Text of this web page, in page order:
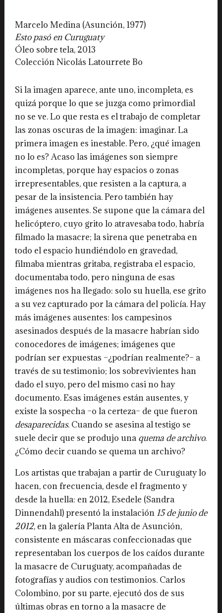
Marcelo Medina (Asunción, 1977)
Esto pasó en Curuguaty
Óleo sobre tela, 2013
Colección Nicolás Latourrete Bo
Si la imagen aparece, ante uno, incompleta, es
quizá porque lo que se juzga como primordial
no se ve. Lo que resta es el trabajo de completar
las zonas oscuras de la imagen: imaginar. La
primera imagen es inestable. Pero, ¿qué imagen
no lo es? Acaso las imágenes son siempre
incompletas, porque hay espacios o zonas
irrepresentables, que resisten a la captura, a
pesar de la insistencia. Pero también hay
imágenes ausentes. Se supone que la cámara del
helicóptero, cuyo grito lo atravesaba todo, habría
filmado la masacre; la sirena que penetraba en
todo el espacio hundiéndolo en gravedad,
filmaba mientras gritaba, registraba el espacio,
documentaba todo, pero ninguna de esas
imágenes nos ha llegado: solo su huella, ese grito
a su vez capturado por la cámara del policía. Hay
más imágenes ausentes: los campesinos
asesinados después de la masacre habrían sido
conocedores de imágenes; imágenes que
podrían ser expuestas –¿podrían realmente?– a
través de su testimonio; los sobrevivientes han
dado el suyo, pero del mismo casi no hay
documento. Esas imágenes están ausentes, y
existe la sospecha –o la certeza– de que fueron
desaparecidas. Cuando se asesina al testigo se
suele decir que se produjo una quema de archivo.
¿Cómo decir cuando se quema un archivo?
Los artistas que trabajan a partir de Curuguaty lo
hacen, con frecuencia, desde el fragmento y
desde la huella: en 2012, Esedele (Sandra
Dinnendahl) presentó la instalación15 de junio de
2012, en la galería Planta Alta de Asunción,
consistente en máscaras confeccionadas que
representaban los cuerpos de los caídos durante
la masacre de Curuguaty, acompañadas de
fotografías y audios con testimonios. Carlos
Colombino, por su parte, ejecutó dos de sus
últimas obras en torno a la masacre de